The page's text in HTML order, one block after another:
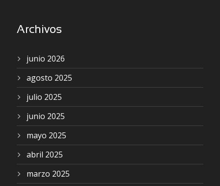
Archivos
junio 2026
agosto 2025
julio 2025
junio 2025
mayo 2025
abril 2025
marzo 2025